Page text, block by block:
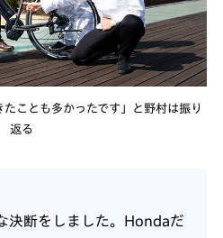
たことも多かったです」と野村は振り
返る
決断をしました。Hondaだ